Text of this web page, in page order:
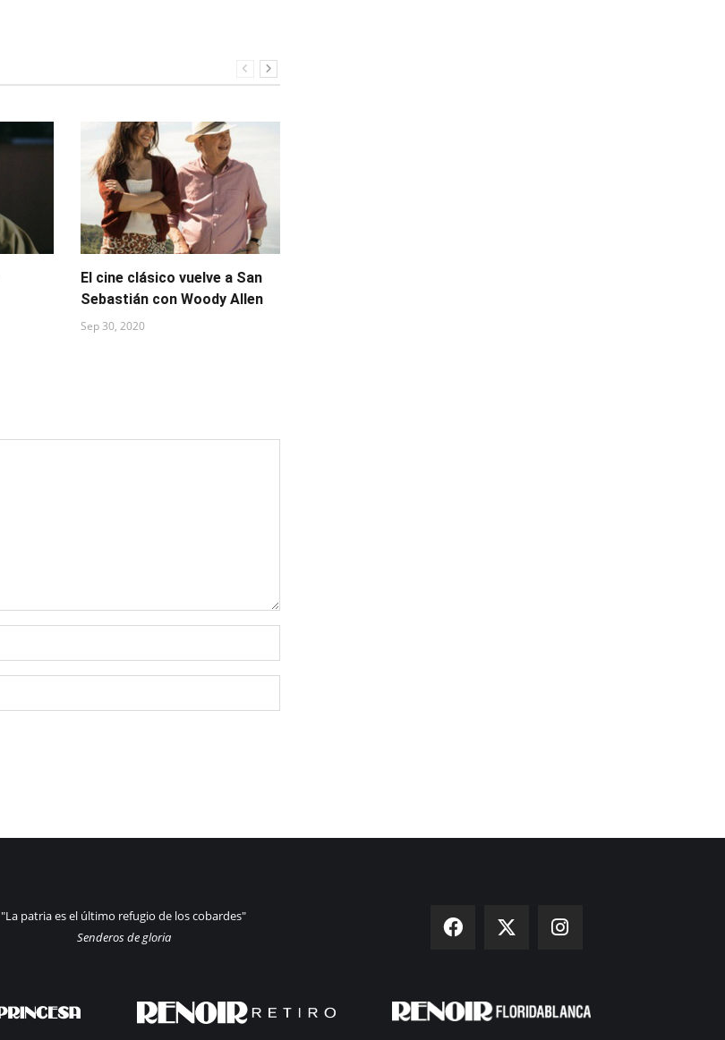
El cine clásico vuelve a San
Sebastián con Woody Allen
Sep 30, 2020
"La patria es el último refugio de los cobardes"
Senderos de gloria